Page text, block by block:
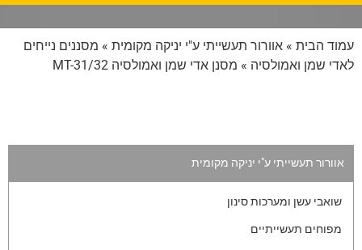
עמוד הבית » אוורור תעשייתי ע"י יניקה מקומית » מסננים נייחים
לאדי שמן ואמולסיה » מסנן אדי שמן ואמולסיה MT-31/32
אוורור תעשייתי ע"י יניקה מקומית
שואבי עשן ומערכות סינון
מפוחים תעשייתיים